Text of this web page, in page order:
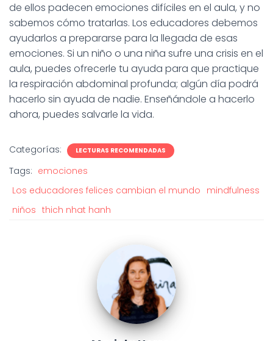
de ellos padecen emociones difíciles en el aula, y no
sabemos cómo tratarlas. Los educadores debemos
ayudarlos a prepararse para la llegada de esas
emociones. Si un niño o una niña sufre una crisis en el
aula, puedes ofrecerle tu ayuda para que practique
la respiración abdominal profunda; algún día podrá
hacerlo sin ayuda de nadie. Enseñándole a hacerlo
ahora, puedes salvarle la vida.
Categorías: LECTURAS RECOMENDADAS
Tags: emociones
Los educadores felices cambian el mundo mindfulness
niños thich nhat hanh